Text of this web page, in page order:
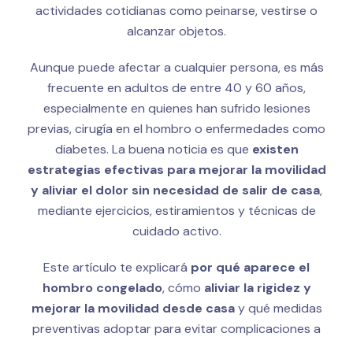
actividades cotidianas como peinarse, vestirse o
alcanzar objetos.
Aunque puede afectar a cualquier persona, es más
frecuente en adultos de entre 40 y 60 años,
especialmente en quienes han sufrido lesiones
previas, cirugía en el hombro o enfermedades como
diabetes. La buena noticia es que existen
estrategias efectivas para mejorar la movilidad
y aliviar el dolor sin necesidad de salir de casa,
mediante ejercicios, estiramientos y técnicas de
cuidado activo.
Este artículo te explicará por qué aparece el
hombro congelado, cómo aliviar la rigidez y
mejorar la movilidad desde casay qué medidas
preventivas adoptar para evitar complicaciones a